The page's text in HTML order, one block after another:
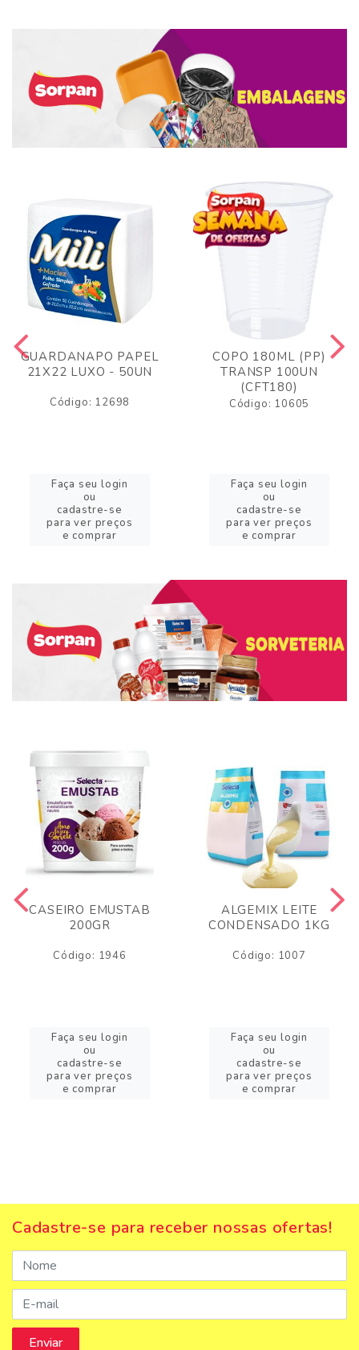
GUARDANAPO PAPEL
21X22 LUXO - 50UN
Código: 12698
Faça seu login
ou
cadastre-se
para ver preços
e comprar
COPO 180ML (PP)
TRANSP 100UN
(CFT180)
Código: 10605
Faça seu login
ou
cadastre-se
para ver preços
e comprar
CASEIRO EMUSTAB
200GR
Código: 1946
Faça seu login
ou
cadastre-se
para ver preços
e comprar
ALGEMIX LEITE
CONDENSADO 1KG
Código: 1007
Faça seu login
ou
cadastre-se
para ver preços
e comprar
Cadastre-se para receber nossas ofertas!